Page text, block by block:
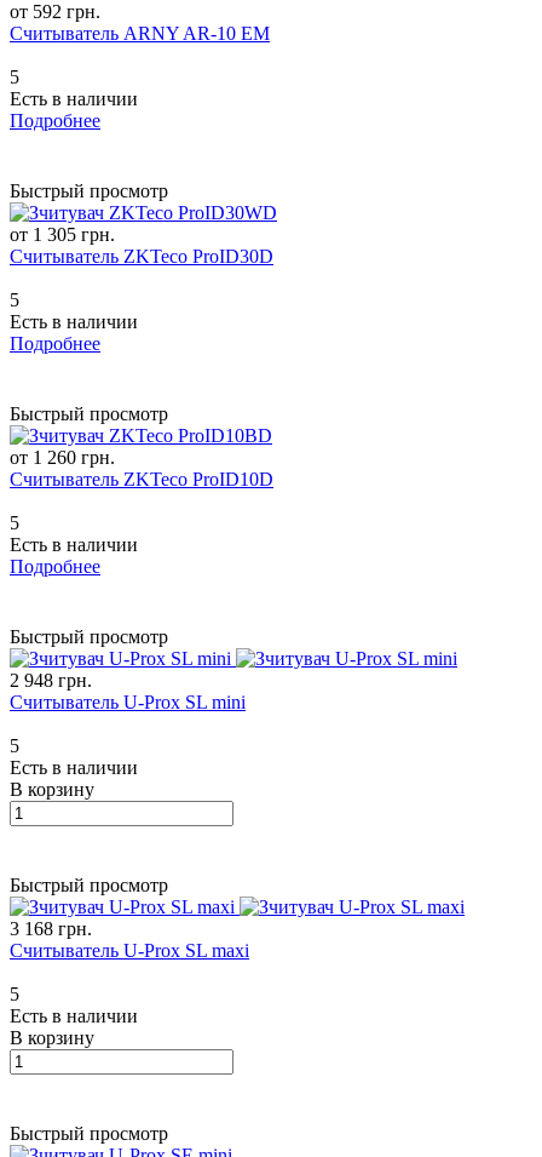
от 592 грн.
Считыватель ARNY AR-10 EM
5
Есть в наличии
Подробнее
Быстрый просмотр
от 1 305 грн.
Считыватель ZKTeco ProID30D
5
Есть в наличии
Подробнее
Быстрый просмотр
от 1 260 грн.
Считыватель ZKTeco ProID10D
5
Есть в наличии
Подробнее
Быстрый просмотр
2 948 грн.
Считыватель U-Prox SL mini
5
Есть в наличии
В корзину
Быстрый просмотр
3 168 грн.
Считыватель U-Prox SL maxi
5
Есть в наличии
В корзину
Быстрый просмотр